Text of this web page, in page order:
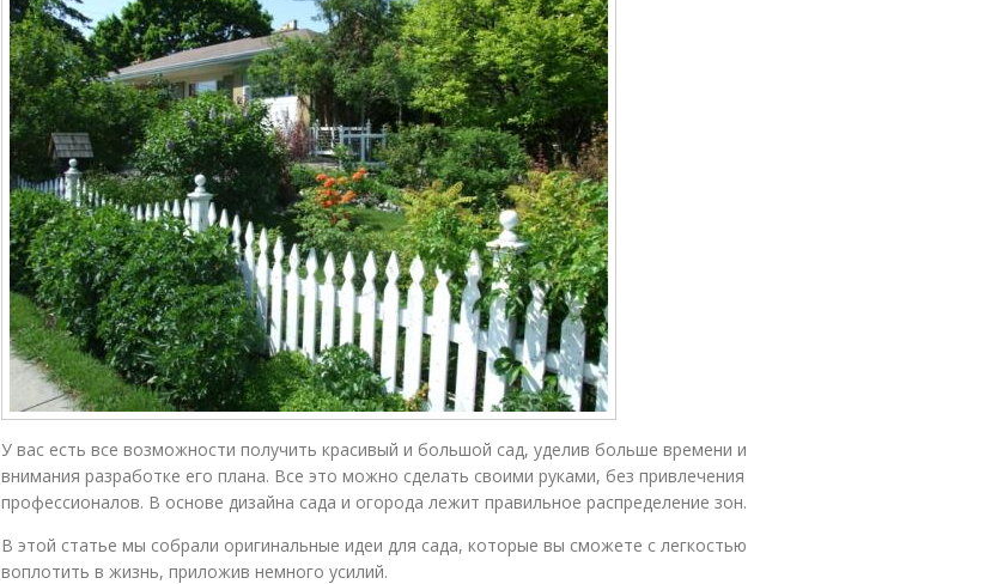
У вас есть все возможности получить красивый и большой сад, уделив больше времени и
внимания разработке его плана. Все это можно сделать своими руками, без привлечения
профессионалов. В основе дизайна сада и огорода лежит правильное распределение зон.
В этой статье мы собрали оригинальные идеи для сада, которые вы сможете с легкостью
воплотить в жизнь, приложив немного усилий.